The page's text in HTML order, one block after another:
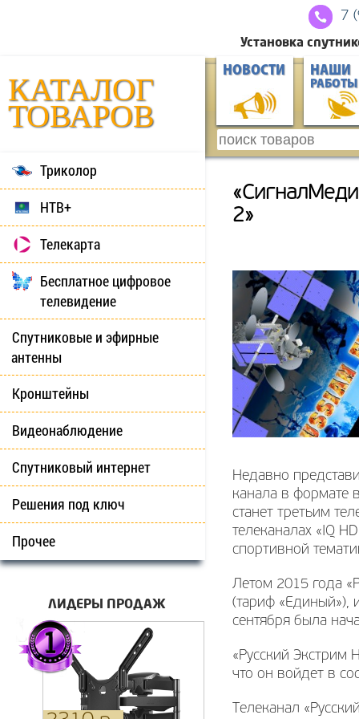
7
Установка
КАТАЛОГ
ТОВАРОВ
НОВОСТИ НАШИ
РАБОТЫ
Триколор
НТВ+
Телекарта
Бесплатное цифровое
телевидение
Спутниковые и эфирные
антенны
Кронштейны
Видеонаблюдение
Спутниковый интернет
Решения под ключ
Прочее
ЛИДЕРЫ ПРОДАЖ
2»
Недавно
канала в формате
станет третьим
телеканалах «IQ
спортивной
Летом 2015 года
(тариф «Единый»),
сентября была
«Русский Экстрим
что он войдет в
Телеканал